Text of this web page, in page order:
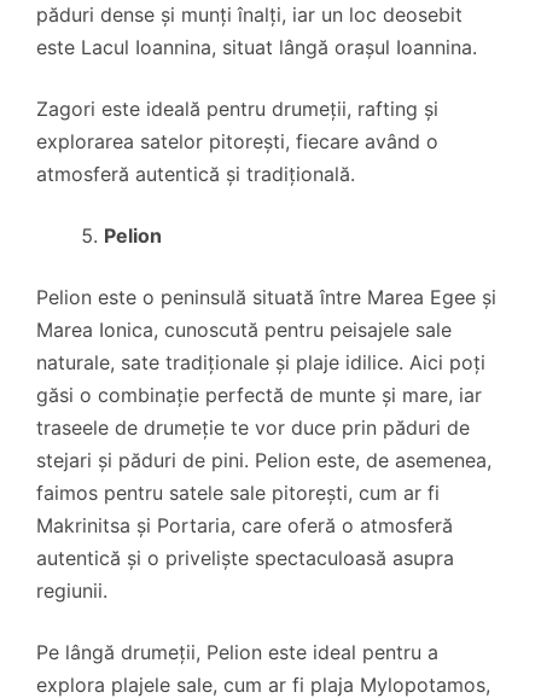
păduri dense și munți înalți, iar un loc deosebit
este Lacul Ioannina, situat lângă orașul Ioannina.
Zagori este ideală pentru drumeții, rafting și
explorarea satelor pitorești, fiecare având o
atmosferă autentică și tradițională.
Pelion
Pelion este o peninsulă situată între Marea Egee și
Marea Ionica, cunoscută pentru peisajele sale
naturale, sate tradiționale și plaje idilice. Aici poți
găsi o combinație perfectă de munte și mare, iar
traseele de drumeție te vor duce prin păduri de
stejari și păduri de pini. Pelion este, de asemenea,
faimos pentru satele sale pitorești, cum ar fi
Makrinitsa și Portaria, care oferă o atmosferă
autentică și o priveliște spectaculoasă asupra
regiunii.
Pe lângă drumeții, Pelion este ideal pentru a
explora plajele sale, cum ar fi plaja Mylopotamos,